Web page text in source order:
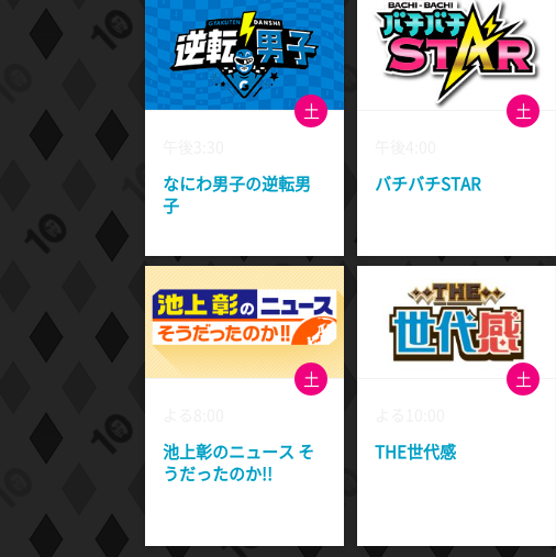
土
なにわ男子の逆転男
子
土
バチバチSTAR
土
池上彰のニュース そ
うだったのか!!
土
THE世代感